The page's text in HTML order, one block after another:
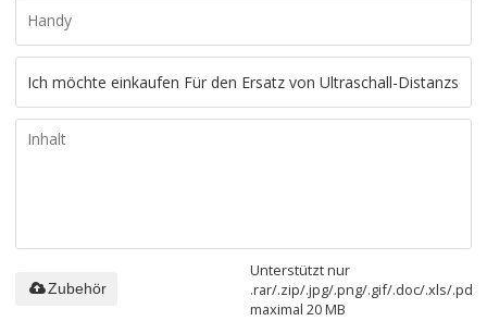
Unterstützt nur
.rar/.zip/.jpg/.png/.gif/.doc/.xls/.pdf,
maximal 20 MB
Zubehör